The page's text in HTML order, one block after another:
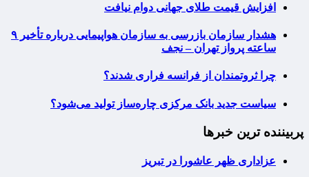
افزایش قیمت طلای جهانی دوام نیافت
هشدار سازمان بازرسی به سازمان هواپیمایی درباره تأخیر ۹
ساعته پرواز تهران – نجف
چرا ثروتمندان از فرانسه فراری شدند؟
سیاست جدید بانک مرکزی چاره‌ساز تولید می‌شود؟
پربیننده ترین خبرها
عزاداری ظهر عاشورا در تبریز